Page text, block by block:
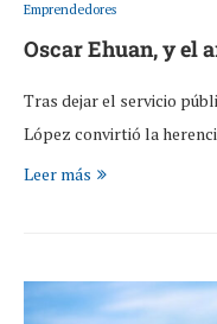
Emprendedores
Oscar Ehuan, y el
Tras dejar el servicio
López convirtió la
Leer más